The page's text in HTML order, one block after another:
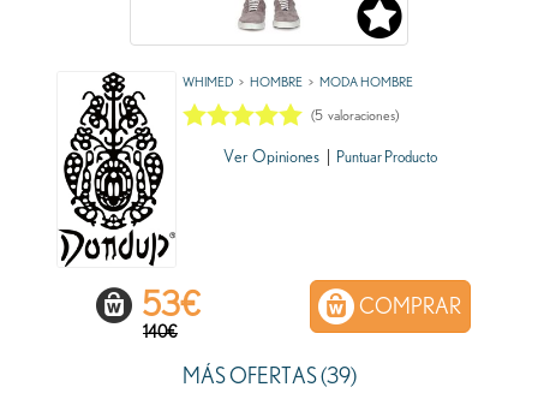
WHIMED HOMBRE MODA HOMBRE
(5 valoraciones)
Ver Opiniones Puntuar Producto
140€
53€ COMPRAR
MÁS OFERTAS (39)